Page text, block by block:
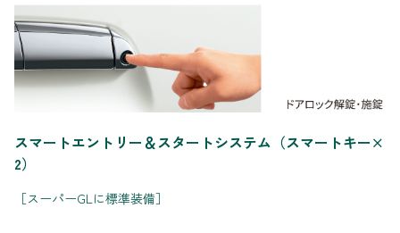
スマートエントリー＆スタートシステム（スマートキー×
2）
［スーパーGLに標準装備］